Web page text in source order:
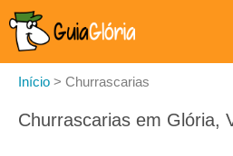
Início > Churrascarias
Churrascarias em Glória,